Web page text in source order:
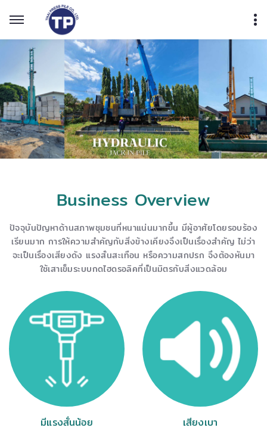
Business Overview
ปัจจุบันปัญหาด้านสภาพชุมชนที่หนาแน่นมากขึ้น มีผู้อาศัยโดยรอบร้อง
เรียนมาก การให้ความสำคัญกับสิ่งข้างเคียงจึงเป็นเรื่องสำคัญ ไม่ว่า
จะเป็นเรื่องเสียงดัง แรงสั่นสะเทือน หรือความสกปรก จึงต้องหันมา
ใช้เสาเข็มระบบกดไฮดรอลิคที่เป็นมิตรกับสิ่งแวดล้อม
มีแรงสั่นน้อย เสียงเบา